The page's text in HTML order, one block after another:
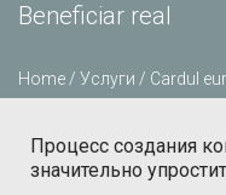
Beneficiar real
Home / Услуги / Cardul
Процесс создания
значительно